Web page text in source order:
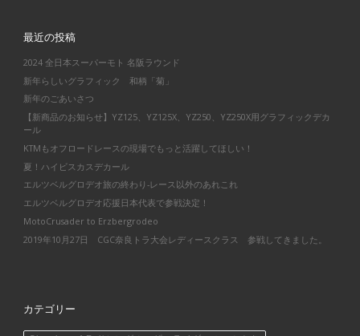
最近の投稿
2024 全日本スーパーモト 名阪ラウンド
新年らしいグラフィック 和柄「菊」
新年のごあいさつ
【新商品のお知らせ】YZ125、YZ125X、YZ250、YZ250X用グラフィックデカ
ール
KTMもオフロードレースの現場でもっと活躍してほしい！
夏！ハイビスカスデカール
エルツベルグロデオ旅の終わり-レース以外のあれこれ
エルツベルグロデオ応援日本代表で参戦決定！
MotoCrusader to Erzbergrodeo
2019年10月27日 CGC奈良トラ大会レディースクラス 参戦してきました。
カテゴリー